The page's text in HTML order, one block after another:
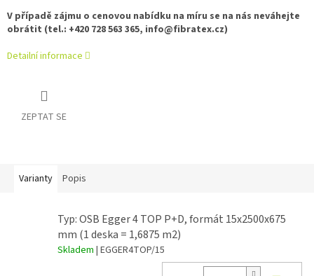
V případě zájmu o cenovou nabídku na míru se na nás neváhejte
obrátit (tel.: +420 728 563 365, info@fibratex.cz)
Detailní informace
ZEPTAT SE
Varianty Popis
Typ: OSB Egger 4 TOP P+D, formát 15x2500x675
mm (1 deska = 1,6875 m2)
Skladem | EGGER4TOP/15